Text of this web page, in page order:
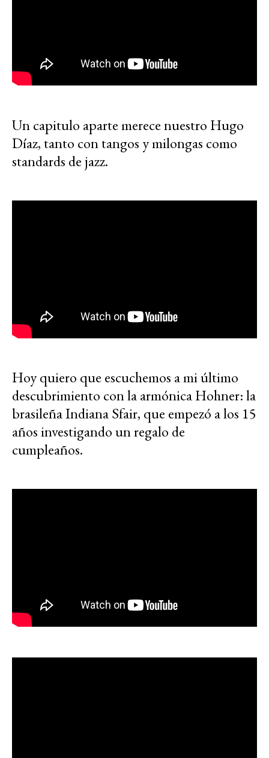
Un capitulo aparte merece nuestro Hugo
Díaz, tanto con tangos y milongas como
standards de jazz.
Hoy quiero que escuchemos a mi último
descubrimiento con la armónica Hohner: la
brasileña Indiana Sfair, que empezó a los 15
años investigando un regalo de
cumpleaños.